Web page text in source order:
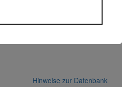
Hinweise zur Datenbank